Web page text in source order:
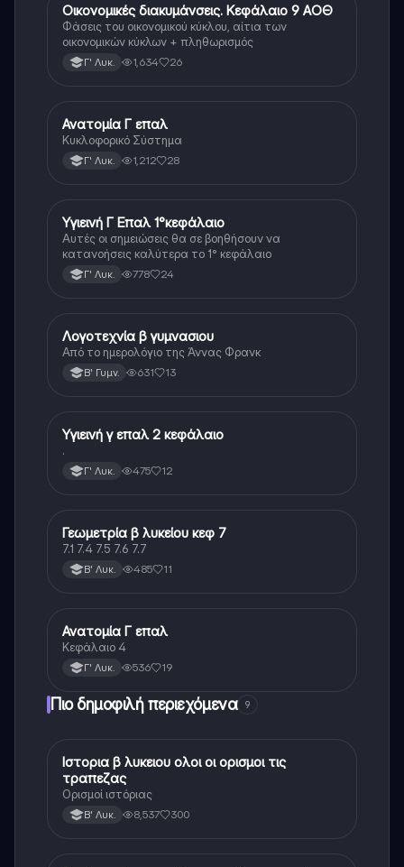
Άλλα
Οικονομικές διακυμάνσεις. Κεφάλαιο 9 ΑΟΘ
Φάσεις του οικονομικού κύκλου, αίτια των
οικονομικών κύκλων + πληθωρισμός
Γ' Λυκ. 1,634 26
Άλλα
Ανατομία Γ επαλ
Κυκλοφορικό Σύστημα
Γ' Λυκ. 1,212 28
Άλλα
Υγιεινή Γ Επαλ 1°κεφάλαιο
Αυτές οι σημειώσεις θα σε βοηθήσουν να
κατανοήσεις καλύτερα το 1° κεφάλαιο
Γ' Λυκ. 778 24
Άλλα
Λογοτεχνία β γυμνασιου
Από το ημερολόγιο της Άννας Φρανκ
Β' Γυμν. 631 13
Άλλα
Υγιεινή γ επαλ 2 κεφάλαιο
.
Γ' Λυκ. 475 12
Άλλα
Γεωμετρία β λυκείου κεφ 7
7.1 7.4 7.5 7.6 7.7
Β' Λυκ. 485 11
Άλλα
Ανατομία Γ επαλ
Κεφάλαιο 4
Γ' Λυκ. 536 19
Πιο δημοφιλή περιεχόμενα 9
Ιστορία
Ιστορια β λυκειου ολοι οι ορισμοι τις
τραπεζας
Ορισμοί ιστόριας
Β' Λυκ. 8,537 300